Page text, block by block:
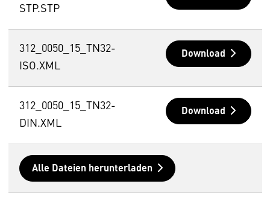
STP.STP
312_0050_15_TN32-
ISO.XML
Download
312_0050_15_TN32-
DIN.XML
Download
Alle Dateien herunterladen